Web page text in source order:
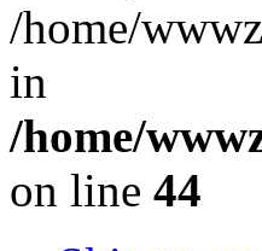
/home/
in
/home/
on line 44